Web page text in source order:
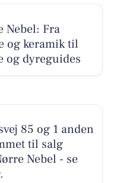
Nebel: Fra
og keramik til
og dyreguides
85 og 1 anden
til salg
Nebel - se